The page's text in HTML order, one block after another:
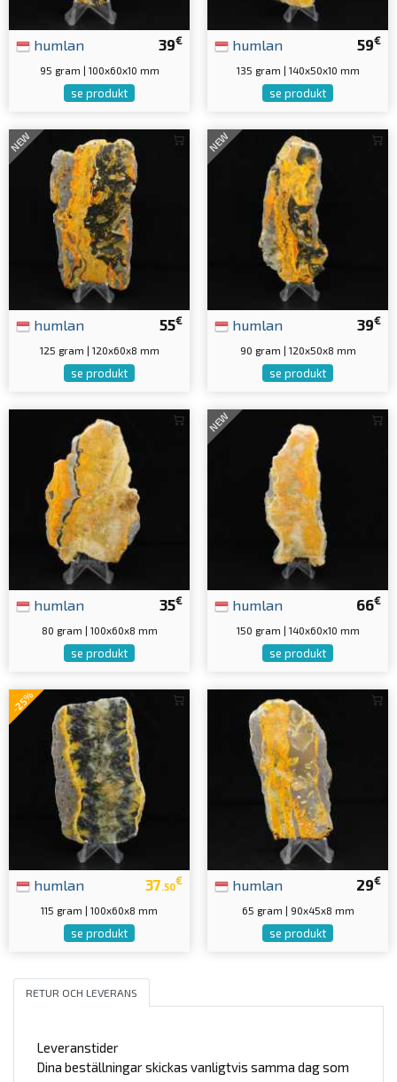
39€
humlan
95 gram | 100x60x10 mm
se produkt
59€
humlan
135 gram | 140x50x10 mm
se produkt
NEW
55€
humlan
125 gram | 120x60x8 mm
se produkt
NEW
39€
humlan
90 gram | 120x50x8 mm
se produkt
35€
humlan
80 gram | 100x60x8 mm
se produkt
NEW
66€
humlan
150 gram | 140x60x10 mm
se produkt
-25%
37 .50€
humlan
115 gram | 100x60x8 mm
se produkt
29€
humlan
65 gram | 90x45x8 mm
se produkt
RETUR OCH LEVERANS
Leveranstider
Dina beställningar skickas vanligtvis samma dag som